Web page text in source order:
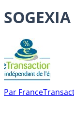
SOGEXIA
Par